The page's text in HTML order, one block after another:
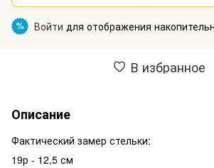
% Войти для отображения
В избранное
Описание
Фактический замер стельки:
19р - 12,5 см